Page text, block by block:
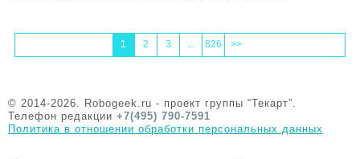
1 2 3 ... 826 >>
© 2014-2026. Robogeek.ru - проект группы “Текарт”.
Телефон редакции +7(495) 790-7591
Политика в отношении обработки персональных данных